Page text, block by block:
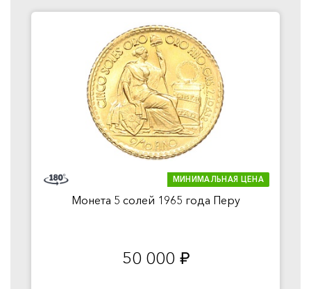
МИНИМАЛЬНАЯ ЦЕНА
Монета 5 солей 1965 года Перу
50 000 руб.